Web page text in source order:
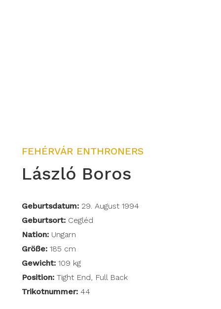
FEHÉRVÁR ENTHRONERS
László Boros
Geburtsdatum: 29. August 1994
Geburtsort: Cegléd
Nation:Ungarn
Größe:185 cm
Gewicht:109 kg
Position:Tight End, Full Back
Trikotnummer: 44